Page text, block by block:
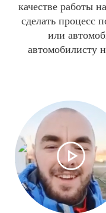
качестве работы
сделать процесс
или
автомобилисту